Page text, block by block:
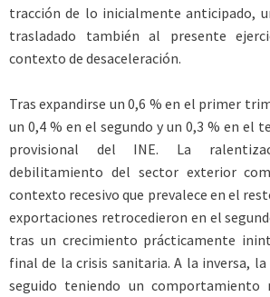
tracción de lo inicialmente anticipado,
trasladado también al presente
contexto de desaceleración.
Tras expandirse un 0,6 % en el primer
un 0,4 % en el segundo y un 0,3 % en el
provisional del INE. La
debilitamiento del sector exterior
contexto recesivo que prevalece en el
exportaciones retrocedieron en el
tras un crecimiento prácticamente
final de la crisis sanitaria. A la inversa,
seguido teniendo un comportamiento